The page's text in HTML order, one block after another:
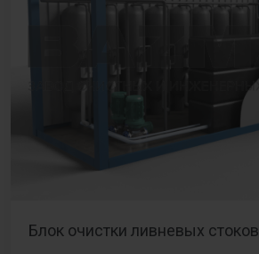
Блок очистки ливневых стоков